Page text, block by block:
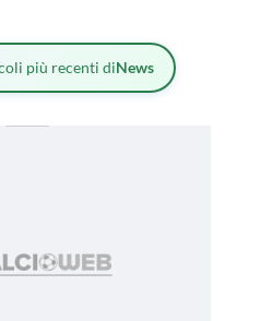
più recenti diNews